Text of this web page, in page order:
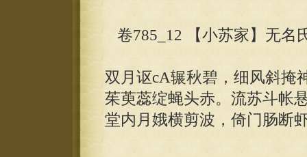
卷785_12 【小苏家】无名
双月讴cA辗秋碧，细风斜掩
茱萸蕊绽蝇头赤。流苏斗帐
堂内月娥横剪波，倚门肠断